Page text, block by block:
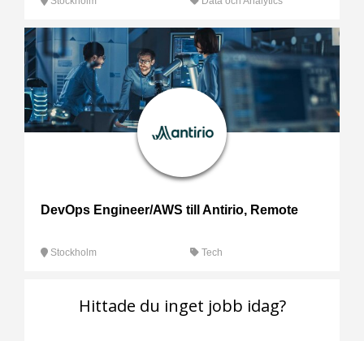
DevOps Engineer/AWS till Antirio, Remote
Stockholm Tech
Hittade du inget jobb idag?